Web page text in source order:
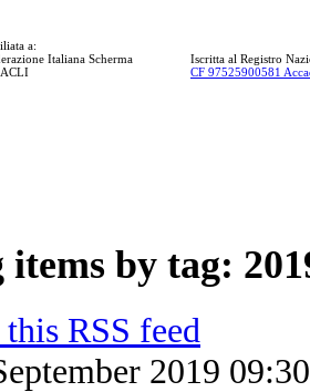
a:
Italiana Scherma
ACLI
Iscritta al Registro
CF 97525900581
by tag:
RSS feed
2019 09:30